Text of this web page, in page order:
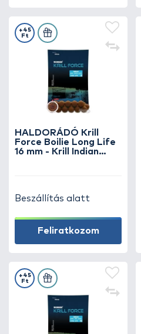
HALDORÁDÓ Krill
Force Boilie Long Life
16 mm - Krill Indian
+45
Ft
Beszállítás alatt
Feliratkozom
+45
Ft